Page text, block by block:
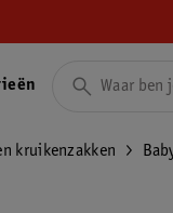
kruikenzakken